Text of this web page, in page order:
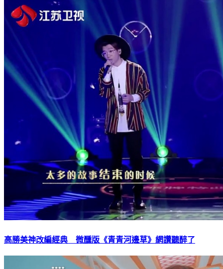
高勝美神改編經典 微醺版《青青河邊草》網讚聽醉了